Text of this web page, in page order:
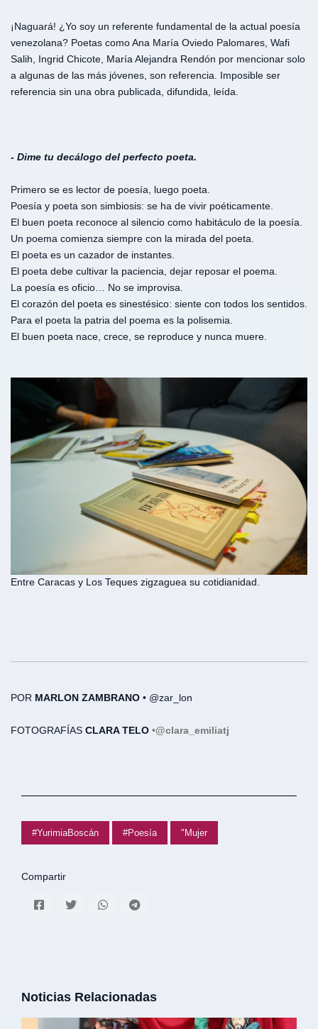
¡Naguará! ¿Yo soy un referente fundamental de la actual poesía
venezolana? Poetas como Ana María Oviedo Palomares, Wafi
Salih, Ingrid Chicote, María Alejandra Rendón por mencionar solo
a algunas de las más jóvenes, son referencia. Imposible ser
referencia sin una obra publicada, difundida, leída.
- Dime tu decálogo del perfecto poeta.
Primero se es lector de poesía, luego poeta.
Poesía y poeta son simbiosis: se ha de vivir poéticamente.
El buen poeta reconoce al silencio como habitáculo de la poesía.
Un poema comienza siempre con la mirada del poeta.
El poeta es un cazador de instantes.
El poeta debe cultivar la paciencia, dejar reposar el poema.
La poesía es oficio… No se improvisa.
El corazón del poeta es sinestésico: siente con todos los sentidos.
Para el poeta la patria del poema es la polisemia.
El buen poeta nace, crece, se reproduce y nunca muere.
Entre Caracas y Los Teques zigzaguea su cotidianidad.
POR MARLON ZAMBRANO • @zar_lon
FOTOGRAFÍAS CLARA TELO •@clara_emiliatj
#YurimiaBoscán #Poesía "Mujer
Compartir
Noticias Relacionadas